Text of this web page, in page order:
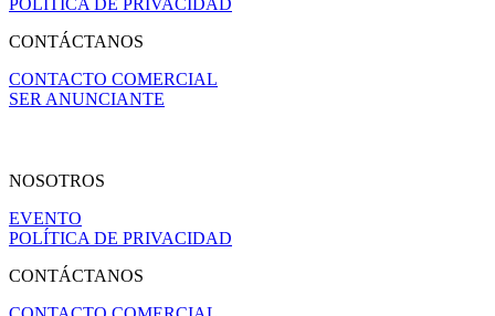
CONTÁCTANOS
CONTACTO COMERCIAL
SER ANUNCIANTE
NOSOTROS
EVENTO
POLÍTICA DE PRIVACIDAD
CONTÁCTANOS